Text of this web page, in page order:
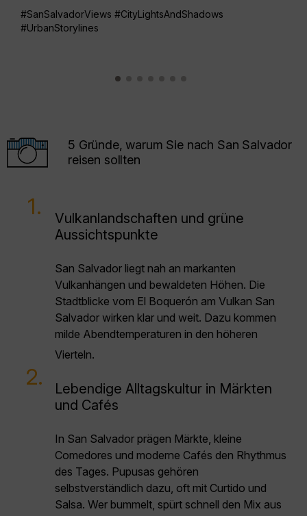
#SanSalvadorViews #CityLightsAndShadows
#UrbanStorylines
5 Gründe, warum Sie nach San Salvador
reisen sollten
1.
Vulkanlandschaften und grüne
Aussichtspunkte
San Salvador liegt nah an markanten
Vulkanhängen und bewaldeten Höhen. Die
Stadtblicke vom El Boquerón am Vulkan San
Salvador wirken klar und weit. Dazu kommen
milde Abendtemperaturen in den höheren
Vierteln.
2.
Lebendige Alltagskultur in Märkten
und Cafés
In San Salvador prägen Märkte, kleine
Comedores und moderne Cafés den Rhythmus
des Tages. Pupusas gehören
selbstverständlich dazu, oft mit Curtido und
Salsa. Wer bummelt, spürt schnell den Mix aus